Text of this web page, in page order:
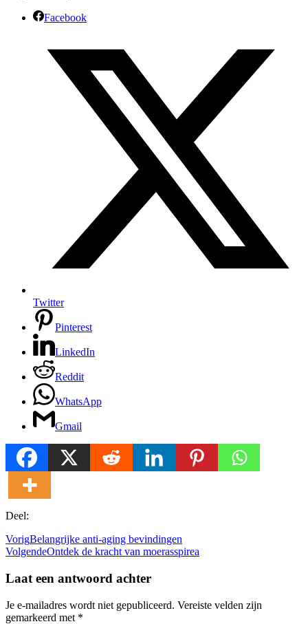
Facebook
Twitter
Pinterest
LinkedIn
Reddit
WhatsApp
Gmail
Deel:
VorigBelangrijke anti-aging bevindingen
VolgendeOntdek de kracht van moerasspirea
Laat een antwoord achter
Je e-mailadres wordt niet gepubliceerd. Vereiste velden zijn
gemarkeerd met *